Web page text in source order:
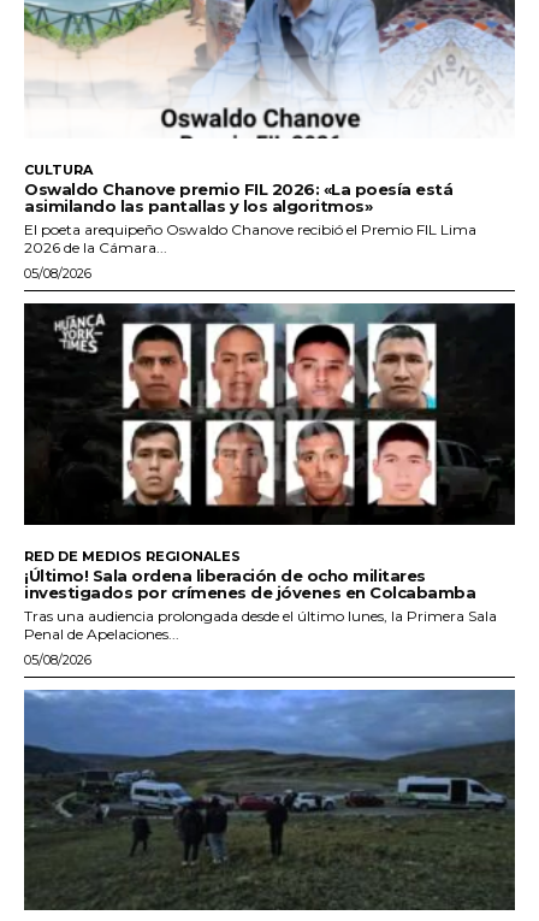
CULTURA
Oswaldo Chanove premio FIL 2026: «La poesía está
asimilando las pantallas y los algoritmos»
El poeta arequipeño Oswaldo Chanove recibió el Premio FIL Lima
2026 de la Cámara...
05/08/2026
RED DE MEDIOS REGIONALES
¡Último! Sala ordena liberación de ocho militares
investigados por crímenes de jóvenes en Colcabamba
Tras una audiencia prolongada desde el último lunes, la Primera Sala
Penal de Apelaciones...
05/08/2026